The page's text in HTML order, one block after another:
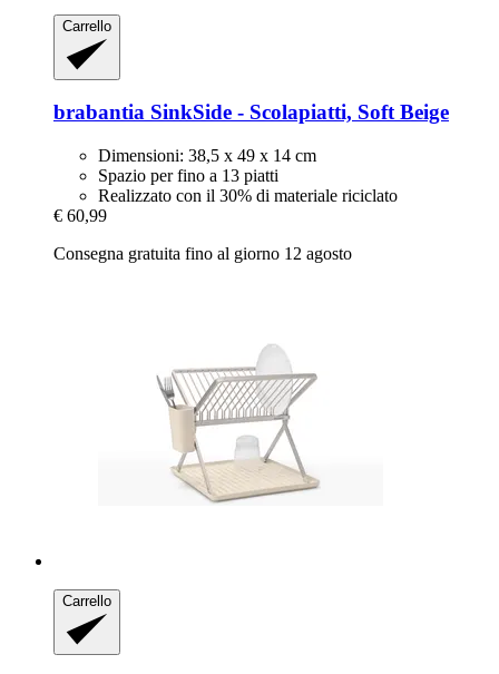
Carrello
brabantia SinkSide -​ Scolapiatti, Soft Beige
Dimensioni: 38,5 x 49 x 14 cm
Spazio per fino a 13 piatti
Realizzato con il 30% di materiale riciclato
€ 60,99
Consegna gratuita fino al giorno 12 agosto
Carrello